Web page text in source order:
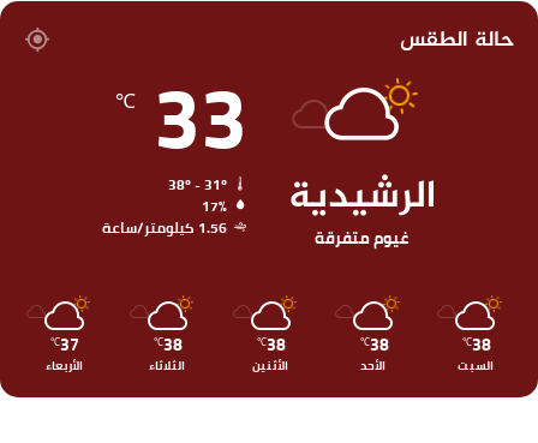
حالة الطقس
الرشيدية
غيوم متفرقة
33
℃
17%
1.56 كيلومتر/ساعة
38
℃
السبت
38
℃
الأحد
38
℃
الأثنين
38
℃
الثلاثاء
37
℃
الأربعاء